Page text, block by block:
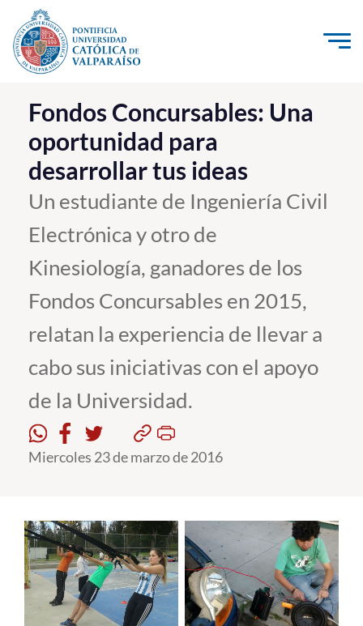
Click acá para ir directamente al contenido
La Universidad
Investigación, Creación e Innovación
PUCV Internacional
Vinculación con el Medio
Admisión
Estudiantes
Académicos
Funcionarios
English
Fondos Concursables: Una
oportunidad para
desarrollar tus ideas
Un estudiante de Ingeniería Civil
Electrónica y otro de
Kinesiología, ganadores de los
Fondos Concursables en 2015,
relatan la experiencia de llevar a
cabo sus iniciativas con el apoyo
de la Universidad.
Miercoles 23 de marzo de 2016